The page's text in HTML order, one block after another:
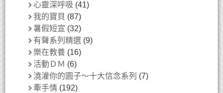
心靈深呼吸 (41)
我的寶貝 (87)
暑假短宣 (32)
有聲系列精選 (9)
樂在教養 (16)
活動ＤＭ (6)
澆灌你的園子～十大信念系列 (7)
牽手情 (192)